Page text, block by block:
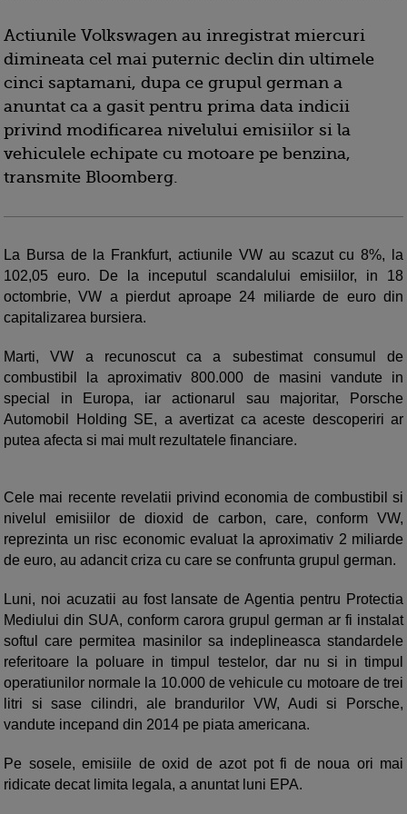
Actiunile Volkswagen au inregistrat miercuri
dimineata cel mai puternic declin din ultimele
cinci saptamani, dupa ce grupul german a
anuntat ca a gasit pentru prima data indicii
privind modificarea nivelului emisiilor si la
vehiculele echipate cu motoare pe benzina,
transmite Bloomberg.
La Bursa de la Frankfurt, actiunile VW au scazut cu 8%, la
102,05 euro. De la inceputul scandalului emisiilor, in 18
octombrie, VW a pierdut aproape 24 miliarde de euro din
capitalizarea bursiera.
Marti, VW a recunoscut ca a subestimat consumul de
combustibil la aproximativ 800.000 de masini vandute in
special in Europa, iar actionarul sau majoritar, Porsche
Automobil Holding SE, a avertizat ca aceste descoperiri ar
putea afecta si mai mult rezultatele financiare.
Cele mai recente revelatii privind economia de combustibil si
nivelul emisiilor de dioxid de carbon, care, conform VW,
reprezinta un risc economic evaluat la aproximativ 2 miliarde
de euro, au adancit criza cu care se confrunta grupul german.
Luni, noi acuzatii au fost lansate de Agentia pentru Protectia
Mediului din SUA, conform carora grupul german ar fi instalat
softul care permitea masinilor sa indeplineasca standardele
referitoare la poluare in timpul testelor, dar nu si in timpul
operatiunilor normale la 10.000 de vehicule cu motoare de trei
litri si sase cilindri, ale brandurilor VW, Audi si Porsche,
vandute incepand din 2014 pe piata americana.
Pe sosele, emisiile de oxid de azot pot fi de noua ori mai
ridicate decat limita legala, a anuntat luni EPA.